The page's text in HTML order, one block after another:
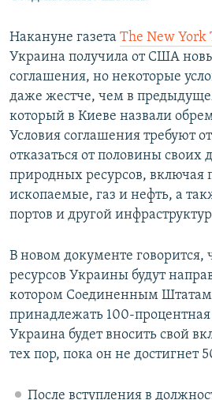
Накануне газета The New York
Украина получила от США
соглашения, но некоторые
даже жестче, чем в
который в Киеве назвали
Условия соглашения требуют
отказаться от половины своих
природных ресурсов, включая
ископаемые, газ и нефть, а
портов и другой
В новом документе говорится,
ресурсов Украины будут
котором Соединенным Штатам
принадлежать 100-
Украина будет вносить свой
тех пор, пока он не достигнет
После вступления в